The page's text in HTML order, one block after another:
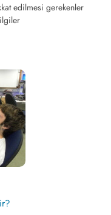
edilmesi gerekenler